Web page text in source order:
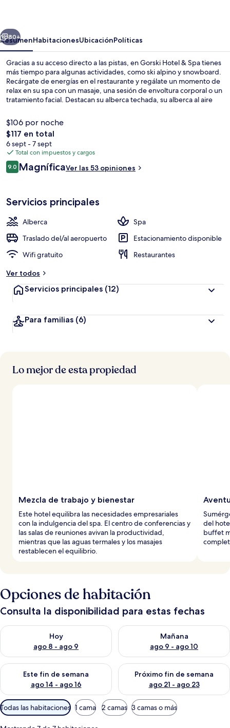
Siguiente
80+
ResumenHabitacionesUbicaciónPolíticas
Gracias a su acceso directo a las pistas, en Gorski Hotel & Spa tienes
más tiempo para algunas actividades, como ski alpino y snowboard.
Recárgate de energías en el restaurante y regálate un momento de
relax en su spa con un masaje, una sesión de envoltura corporal o un
tratamiento facial. Destacan su alberca techada, su alberca al aire
resguardo de equipos de ski, renta de equipos de ski y clases de ski.
$106 por noche
El
precio
total
es
de
$117 en total
6 sept - 7 sept
Total con impuestos y cargos
Opiniones
9.09.0 de 10,
MagníficaVer las 53 opiniones
Servicios principales
Alberca
Spa
Traslado del/al aeropuerto
Estacionamiento disponible
Wifi gratuito
Restaurantes
Ver todos
Servicios principales (12)
Para familias (6)
Lo mejor de esta propiedad
Mezcla de trabajo y bienestar
Este hotel equilibra las necesidades empresariales
con la indulgencia del spa. El centro de conferencias y
las salas de reuniones avivan la productividad,
mientras que las aguas termales y los masajes
restablecen el equilibrio.
del
buffet
Opciones de habitación
Consulta la disponibilidad para estas fechas
Hoy
ago 8 - ago 9
Consulta la disponibilidad para hoy ago 8 - ago 9
Mañana
ago 9 - ago 10
Consulta la disponibilidad
Este fin de semana
ago 14 - ago 16
Consulta la disponibilidad para este fin de semana ago 14 -
Próximo fin de semana
ago 21 - ago 23
Consulta la disponibilidad
Filtros
disponibles
para
Todas las habitaciones 1 cama 2 camas 3 camas o más